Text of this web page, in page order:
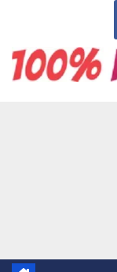
contenuto